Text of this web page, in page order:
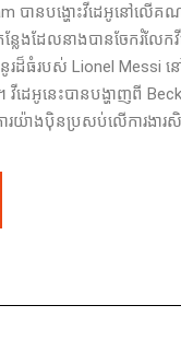
បានបង្ហោះវីដេអូនៅលើ
លែងដែលនាងបានចែករំលែក
នូរដ៏ធំរបស់ Lionel Messi
វីដេអូនេះបានបង្ហាញពី
រយ៉ាងប៉ិនប្រសប់លើការងារសិ